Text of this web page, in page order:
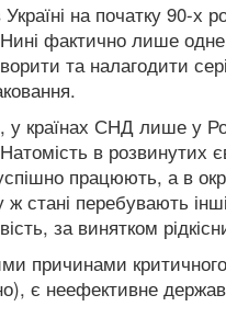
на початку 90-х
фактично лише
та налагодити
країнах СНД лише у
в розвинутих
працюють, а в
стані перебувають
за винятком
причинами
є неефективне